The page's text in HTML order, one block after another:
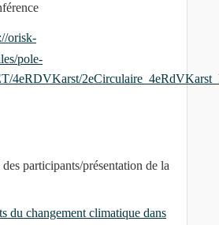
orisk-
pole-
4eRDVKarst/
participants/présentation de la
du changement climatique dans